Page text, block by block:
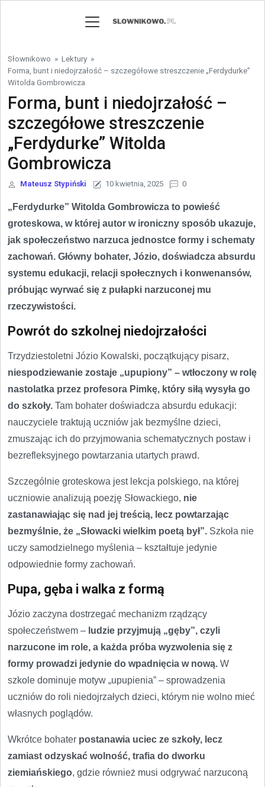
Słownikowo » Lektury »
Forma, bunt i niedojrzałość – szczegółowe streszczenie „Ferdydurke”
Witolda Gombrowicza
Forma, bunt i niedojrzałość –
szczegółowe streszczenie
„Ferdydurke” Witolda
Gombrowicza
Mateusz Stypiński 10 kwietnia, 2025 0
„Ferdydurke” Witolda Gombrowicza to powieść
groteskowa, w której autor w ironiczny sposób ukazuje,
jak społeczeństwo narzuca jednostce formy i schematy
zachowań. Główny bohater, Józio, doświadcza absurdu
systemu edukacji, relacji społecznych i konwenansów,
próbując wyrwać się z pułapki narzuconej mu
rzeczywistości.
Powrót do szkolnej niedojrzałości
Trzydziestoletni Józio Kowalski, początkujący pisarz,
niespodziewanie zostaje „upupiony” – wtłoczony w rolę
nastolatka przez profesora Pimkę, który siłą wysyła go
do szkoły. Tam bohater doświadcza absurdu edukacji:
nauczyciele traktują uczniów jak bezmyślne dzieci,
zmuszając ich do przyjmowania schematycznych postaw i
bezrefleksyjnego powtarzania utartych prawd.
Szczególnie groteskowa jest lekcja polskiego, na której
uczniowie analizują poezję Słowackiego, nie
zastanawiając się nad jej treścią, lecz powtarzając
bezmyślnie, że „Słowacki wielkim poetą był”. Szkoła nie
uczy samodzielnego myślenia – kształtuje jedynie
odpowiednie formy zachowań.
Pupa, gęba i walka z formą
Józio zaczyna dostrzegać mechanizm rządzący
społeczeństwem – ludzie przyjmują „gęby”, czyli
narzucone im role, a każda próba wyzwolenia się z
formy prowadzi jedynie do wpadnięcia w nową. W
szkole dominuje motyw „upupienia” – sprowadzenia
uczniów do roli niedojrzałych dzieci, którym nie wolno mieć
własnych poglądów.
Wkrótce bohater postanawia uciec ze szkoły, lecz
zamiast odzyskać wolność, trafia do dworku
ziemiańskiego, gdzie również musi odgrywać narzuconą